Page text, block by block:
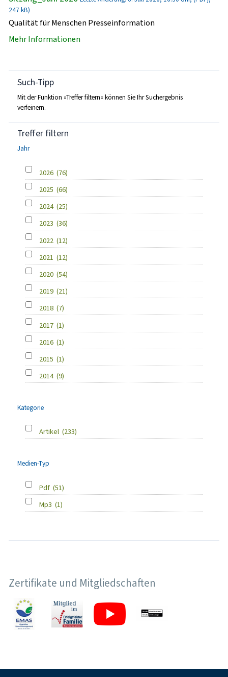
247 kB)
Qualität für Menschen Presseinformation
Mehr Informationen
Such-Tipp
Mit der Funktion »Treffer filtern« können Sie Ihr Suchergebnis
verfeinern.
Treffer filtern
Jahr
2026 (76)
2025 (66)
2024 (25)
2023 (36)
2022 (12)
2021 (12)
2020 (54)
2019 (21)
2018 (7)
2017 (1)
2016 (1)
2015 (1)
2014 (9)
Kategorie
Artikel (233)
Medien-Typ
Pdf (51)
Mp3 (1)
Zertifikate und Mitgliedschaften